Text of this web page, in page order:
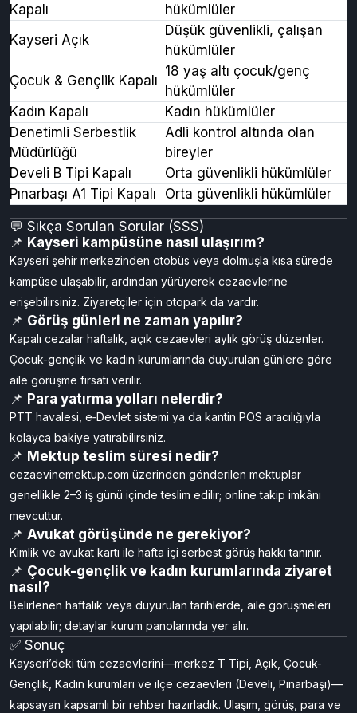
Kapalı
hükümlüler
Kayseri Açık
Düşük güvenlikli, çalışan
hükümlüler
Çocuk & Gençlik Kapalı
18 yaş altı çocuk/genç
hükümlüler
Kadın Kapalı
Kadın hükümlüler
Denetimli Serbestlik
Müdürlüğü
Adli kontrol altında olan
bireyler
Develi B Tipi Kapalı
Orta güvenlikli hükümlüler
Pınarbaşı A1 Tipi Kapalı
Orta güvenlikli hükümlüler
💬 Sıkça Sorulan Sorular (SSS)
📌 Kayseri kampüsüne nasıl ulaşırım?
Kayseri şehir merkezinden otobüs veya dolmuşla kısa sürede
kampüse ulaşabilir, ardından yürüyerek cezaevlerine
erişebilirsiniz. Ziyaretçiler için otopark da vardır.
📌 Görüş günleri ne zaman yapılır?
Kapalı cezalar haftalık, açık cezaevleri aylık görüş düzenler.
Çocuk-gençlik ve kadın kurumlarında duyurulan günlere göre
aile görüşme fırsatı verilir.
📌 Para yatırma yolları nelerdir?
PTT havalesi, e‑Devlet sistemi ya da kantin POS aracılığıyla
kolayca bakiye yatırabilirsiniz.
📌 Mektup teslim süresi nedir?
cezaevinemektup.com üzerinden gönderilen mektuplar
genellikle 2–3 iş günü içinde teslim edilir; online takip imkânı
mevcuttur.
📌 Avukat görüşünde ne gerekiyor?
Kimlik ve avukat kartı ile hafta içi serbest görüş hakkı tanınır.
📌 Çocuk-gençlik ve kadın kurumlarında ziyaret
nasıl?
Belirlenen haftalık veya duyurulan tarihlerde, aile görüşmeleri
yapılabilir; detaylar kurum panolarında yer alır.
✅ Sonuç
Kayseri’deki tüm cezaevlerini—merkez T Tipi, Açık, Çocuk-
Gençlik, Kadın kurumları ve ilçe cezaevleri (Develi, Pınarbaşı)—
kapsayan kapsamlı bir rehber hazırladık. Ulaşım, görüş, para ve